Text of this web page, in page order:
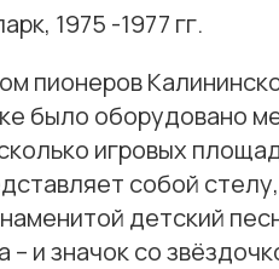
1975 -1977 гг.
пионеров
было оборудовано
игровых
собой
детский
и значок со